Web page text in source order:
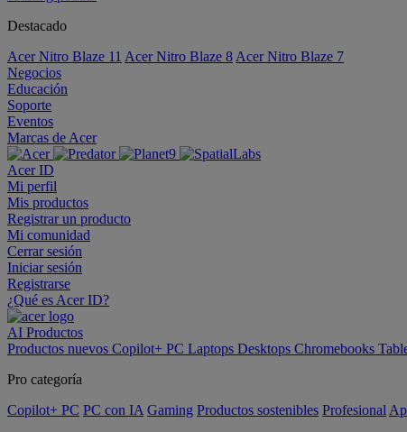
Destacado
Acer Nitro Blaze 11 Acer Nitro Blaze 8 Acer Nitro Blaze 7
Negocios
Educación
Soporte
Eventos
Marcas de Acer
Acer ID
Mi perfil
Mis productos
Registrar un producto
Mi comunidad
Cerrar sesión
Iniciar sesión
Registrarse
¿Qué es Acer ID?
AI Productos
Productos nuevos Copilot+ PC Laptops Desktops Chromebooks
Pro categoría
Copilot+ PC PC con IA Gaming Productos sostenibles Profesional